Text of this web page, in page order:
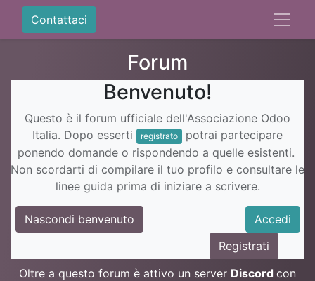
Contattaci
Forum
Benvenuto!
Questo è il forum ufficiale dell'Associazione Odoo
Italia. Dopo esserti
registrato
potrai partecipare
ponendo domande o rispondendo a quelle esistenti.
Non scordarti di compilare il tuo profilo e consultare le
linee guida prima di iniziare a scrivere.
Nascondi benvenuto
Accedi
Registrati
Oltre a questo forum è attivo un server Discord con